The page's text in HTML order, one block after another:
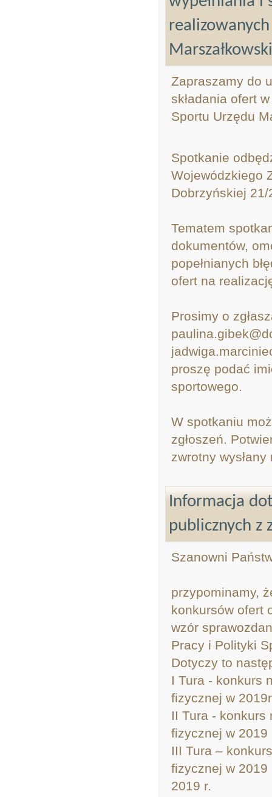
Zapraszamy do
składania ofert
Sportu Urzędu
Spotkanie
Wojewódzkiego
Dobrzyńskiej 21/
Tematem
dokumentów,
popełnianych
ofert na
Prosimy o
proszę podać
sportowego.
W spotkaniu
zgłoszeń.
zwrotny
Informacja
publicznych z
Szanowni
przypominamy,
konkursów ofert
wzór
Pracy i Polityki
Dotyczy to
I Tura - konkurs
fizycznej w
II Tura -
fizycznej w 2019
III Tura –
fizycznej w 2019
2019 r.